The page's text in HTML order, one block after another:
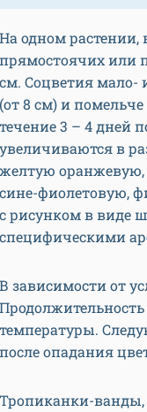
На одном растении,
прямостоячих или
см. Соцветия мало-
(от 8 см) и
течение 3 – 4 дней
увеличиваются в
желтую оранжевую,
сине-фиолетовую,
с рисунком в виде
специфическими
В зависимости от
Продолжительность
температуры.
после опадания
Тропиканки-ванды,